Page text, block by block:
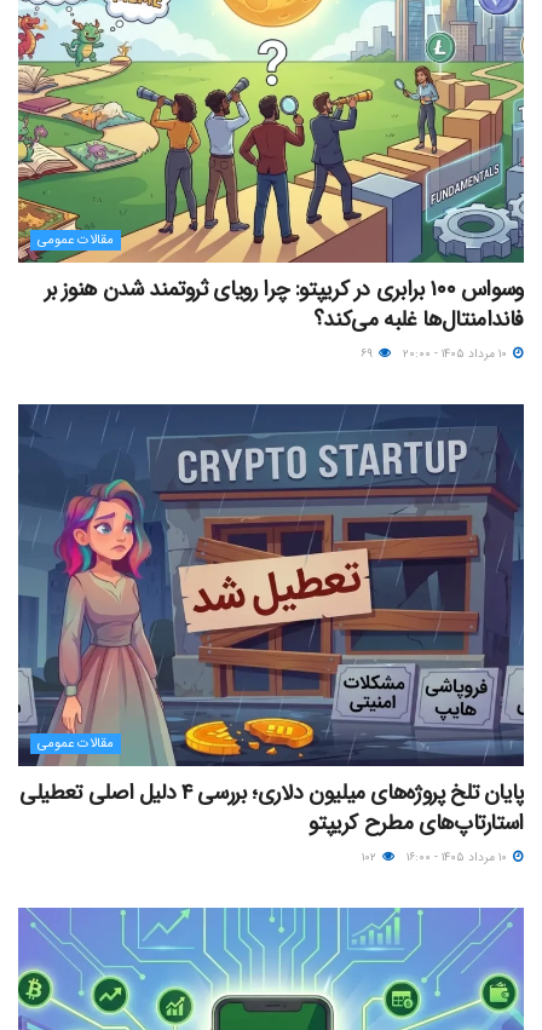
مقالات عمومی
وسواس ۱۰۰ برابری در کریپتو: چرا رویای ثروتمند شدن هنوز بر
فاندامنتال‌ها غلبه می‌کند؟
مقالات عمومی
پایان تلخ پروژه‌های میلیون دلاری؛ بررسی ۴ دلیل اصلی تعطیلی
استارتاپ‌های مطرح کریپتو